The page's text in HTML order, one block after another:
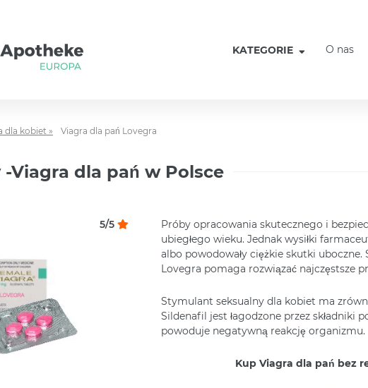
KATEGORIE O nas
dla kobiet » Viagra dla pań Lovegra
-Viagra dla pań w Polsce
5/5
Próby opracowania skutecznego i
ubiegłego wieku. Jednak wysiłki
albo powodowały ciężkie skutki
Lovegra pomaga rozwiązać najczęstsze
Stymulant seksualny dla kobiet ma
Sildenafil jest łagodzone przez składniki
powoduje negatywną reakcję organizmu.
Kup Viagra dla pań bez